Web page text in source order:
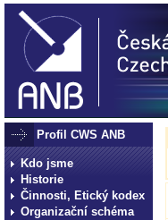
Profil CWS ANB
Kdo jsme
Historie
Činnosti, Etický kodex
Organizační schéma